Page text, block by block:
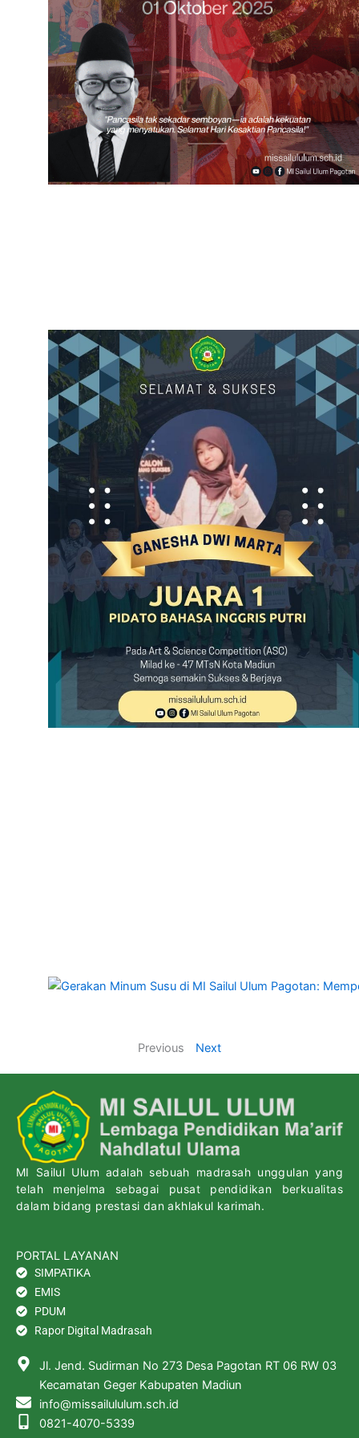
Previous Next
MI Sailul Ulum adalah sebuah madrasah unggulan yang
telah menjelma sebagai pusat pendidikan berkualitas
dalam bidang prestasi dan akhlakul karimah.
PORTAL LAYANAN
SIMPATIKA
EMIS
PDUM
Rapor Digital Madrasah
Jl. Jend. Sudirman No 273 Desa Pagotan RT 06 RW 03
Kecamatan Geger Kabupaten Madiun
info@missailululum.sch.id
0821-4070-5339